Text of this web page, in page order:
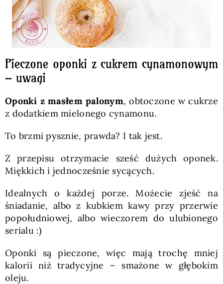
Pieczone oponki z cukrem cynamonowym
– uwagi
Oponki z masłem palonym, obtoczone w cukrze
z dodatkiem mielonego cynamonu.
To brzmi pysznie, prawda? I tak jest.
Z przepisu otrzymacie sześć dużych oponek.
Miękkich i jednocześnie sycących.
Idealnych o każdej porze. Możecie zjeść na
śniadanie, albo z kubkiem kawy przy przerwie
popołudniowej, albo wieczorem do ulubionego
serialu :)
Oponki są pieczone, więc mają trochę mniej
kalorii niż tradycyjne – smażone w głębokim
oleju.